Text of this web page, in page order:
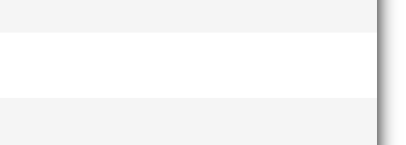
29 april i Atleticum.